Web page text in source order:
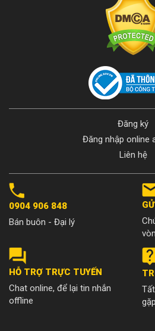
Đăng ký
Đăng nhập online
Liên hệ
0904 906 848
Bán buôn - Đại lý
HỖ TRỢ TRỰC TUYẾN
Chat online, để lại tin nhắn
offline
gặp